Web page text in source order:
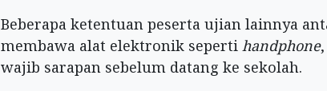
‎Beberapa ketentuan peserta ujian lainnya
membawa alat elektronik seperti handphone
wajib sarapan sebelum datang ke sekolah.